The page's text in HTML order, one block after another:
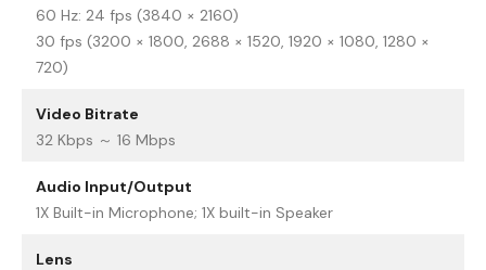
60 Hz: 24 fps (3840 × 2160)
30 fps (3200 × 1800, 2688 × 1520, 1920 × 1080, 1280 ×
720)
Video Bitrate
32 Kbps ～ 16 Mbps
Audio Input/Output
1X Built-in Microphone; 1X built-in Speaker
Lens